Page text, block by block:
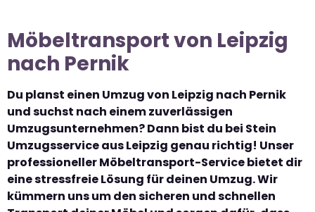
Möbeltransport von Leipzig
nach Pernik
Du planst einen Umzug von Leipzig nach Pernik
und suchst nach einem zuverlässigen
Umzugsunternehmen? Dann bist du bei Stein
Umzugsservice aus Leipzig genau richtig! Unser
professioneller Möbeltransport-Service bietet dir
eine stressfreie Lösung für deinen Umzug. Wir
kümmern uns um den sicheren und schnellen